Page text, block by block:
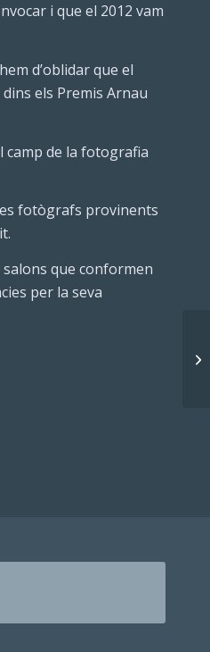
i que el 2012 vam
d’oblidar que el
els Premis Arnau
camp de la fotografia
fotògrafs provinents
que conformen
per la seva